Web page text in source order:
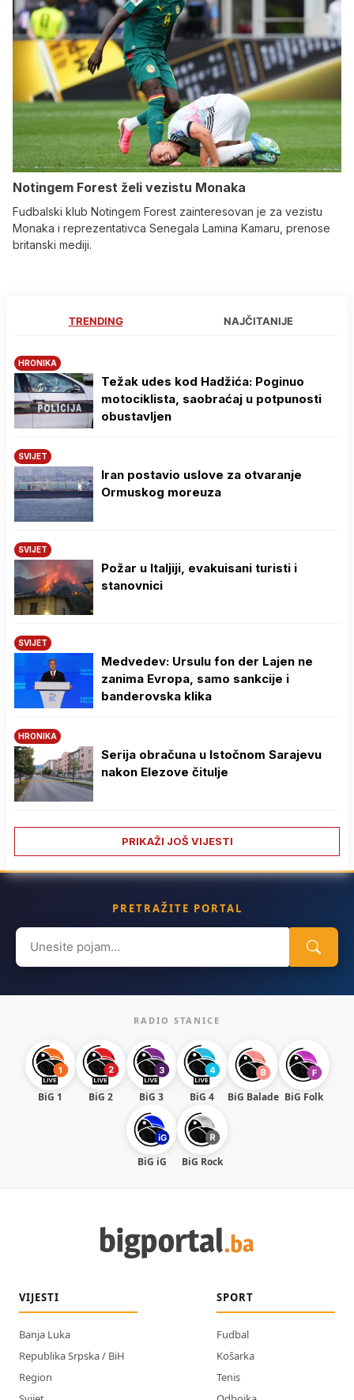
Notingem Forest želi vezistu Monaka
Fudbalski klub Notingem Forest zainteresovan je za vezistu
Monaka i reprezentativca Senegala Lamina Kamaru, prenose
britanski mediji.
TRENDING NAJČITANIJE
HRONIKA
Težak udes kod Hadžića: Poginuo
motociklista, saobraćaj u potpunosti
obustavljen
SVIJET
Iran postavio uslove za otvaranje
Ormuskog moreuza
SVIJET
Požar u Italjiji, evakuisani turisti i
stanovnici
SVIJET
Medvedev: Ursulu fon der Lajen ne
zanima Evropa, samo sankcije i
banderovska klika
HRONIKA
Serija obračuna u Istočnom Sarajevu
nakon Elezove čitulje
PRIKAŽI JOŠ VIJESTI
PRETRAŽITE PORTAL
Search
for:
RADIO STANICE
BiG 1 BiG 2 BiG 3 BiG 4 BiG Balade BiG Folk
BiG iG BiG Rock
VIJESTI
Banja Luka
Republika Srpska / BiH
Region
SPORT
Fudbal
Košarka
Tenis